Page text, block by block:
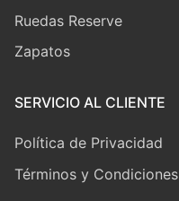
Ruedas Reserve
Zapatos
SERVICIO AL CLIENTE
Política de Privacidad
Términos y Condiciones